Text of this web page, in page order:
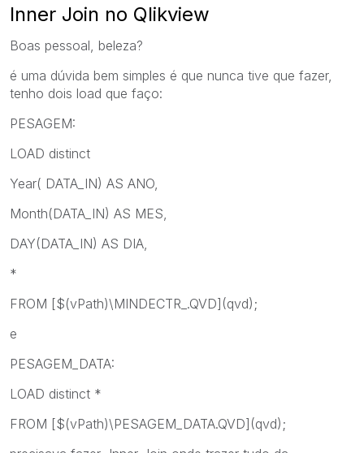
Inner Join no Qlikview
Boas pessoal, beleza?
é uma dúvida bem simples é que nunca tive que fazer,
tenho dois load que faço:
PESAGEM:
LOAD distinct
Year( DATA_IN) AS ANO,
Month(DATA_IN) AS MES,
DAY(DATA_IN) AS DIA,
*
FROM [$(vPath)\MINDECTR_.QVD](qvd);
e
PESAGEM_DATA:
LOAD distinct *
FROM [$(vPath)\PESAGEM_DATA.QVD](qvd);